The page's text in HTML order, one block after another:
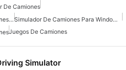
De Camiones
Juegos De Conducción De Camiones Para Windows 7
Simulador De Camiones Para Windows 7
Juegos De Camiones
Simulator